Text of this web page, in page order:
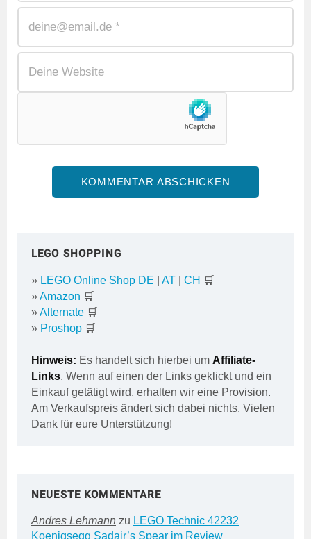
LEGO SHOPPING
» LEGO Online Shop DE AT CH 🛒
»Amazon 🛒
»Alternate 🛒
» Proshop 🛒
Hinweis: Es handelt sich hierbei um Affiliate-
Links. Wenn auf einen der Links geklickt und ein
Einkauf getätigt wird, erhalten wir eine Provision.
Am Verkaufspreis ändert sich dabei nichts. Vielen
Dank für eure Unterstützung!
NEUESTE KOMMENTARE
Andres Lehmann zu LEGO Technic 42232
Koenigsegg Sadair’s Spear im Review